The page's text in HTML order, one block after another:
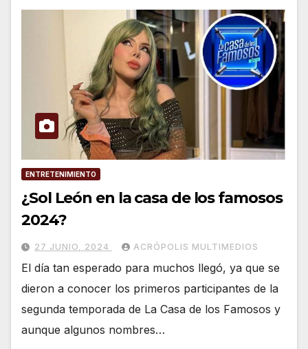
ENTRETENIMIENTO
¿Sol León en la casa de los famosos
2024?
27 JUNIO, 2024 ACRÓPOLIS MULTIMEDIOS
El día tan esperado para muchos llegó, ya que se
dieron a conocer los primeros participantes de la
segunda temporada de La Casa de los Famosos y
aunque algunos nombres…